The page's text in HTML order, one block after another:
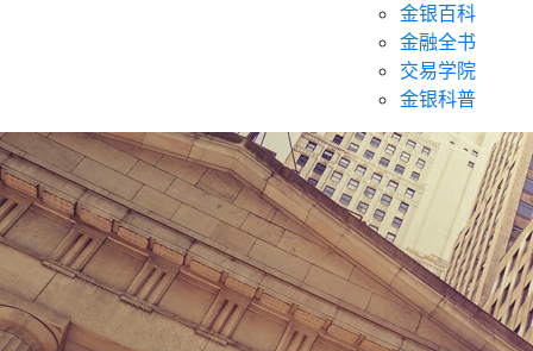
金银百科
金融全书
交易学院
金银科普